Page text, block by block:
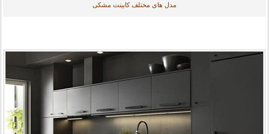
مدل های مختلف کابینت مشکی